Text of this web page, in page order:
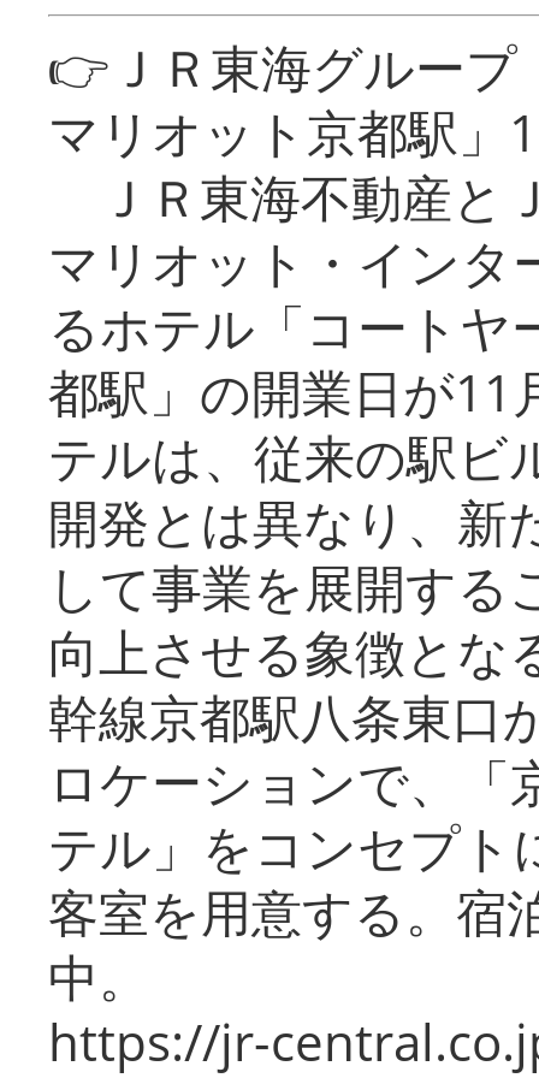
👉ＪＲ東海グルー
マリオット京都駅」
ＪＲ東海不動産と
マリオット・インタ
るホテル「コートヤ
都駅」の開業日が11
テルは、従来の駅ビ
開発とは異なり、新
して事業を展開する
向上させる象徴とな
幹線京都駅八条東口
ロケーションで、「
テル」をコンセプト
客室を用意する。宿
中。
https://jr-